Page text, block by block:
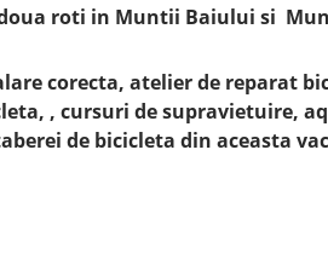
doua roti in Muntii Baiului si
corecta, atelier de reparat
, cursuri de supravietuire,
de bicicleta din aceasta